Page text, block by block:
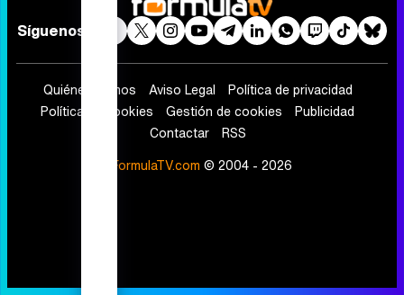
Telenovelas
Rostros
Foros
Suscríbete
Quiénes somos Aviso Legal Política de privacidad